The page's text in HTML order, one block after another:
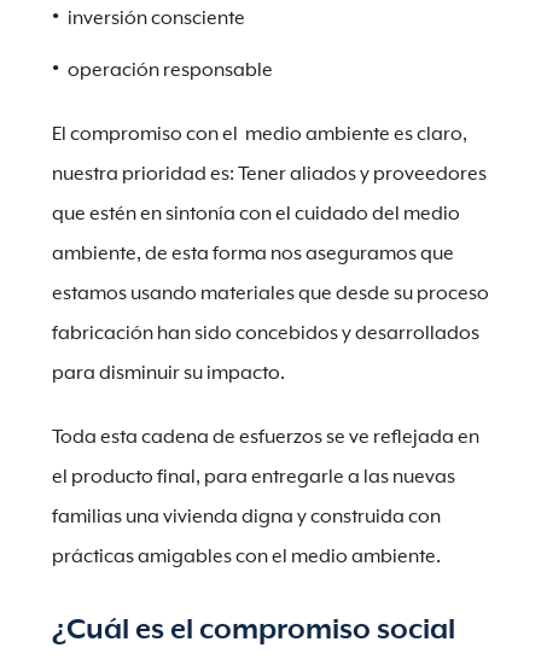
inversión consciente
operación responsable
El compromiso con el medio ambiente es claro,
nuestra prioridad es: Tener aliados y proveedores
que estén en sintonía con el cuidado del medio
ambiente, de esta forma nos aseguramos que
estamos usando materiales que desde su proceso
fabricación han sido concebidos y desarrollados
para disminuir su impacto.
Toda esta cadena de esfuerzos se ve reflejada en
el producto final, para entregarle a las nuevas
familias una vivienda digna y construida con
prácticas amigables con el medio ambiente.
¿Cuál es el compromiso social